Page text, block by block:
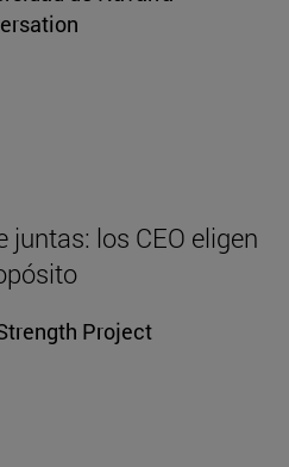
juntas: los CEO eligen
Project